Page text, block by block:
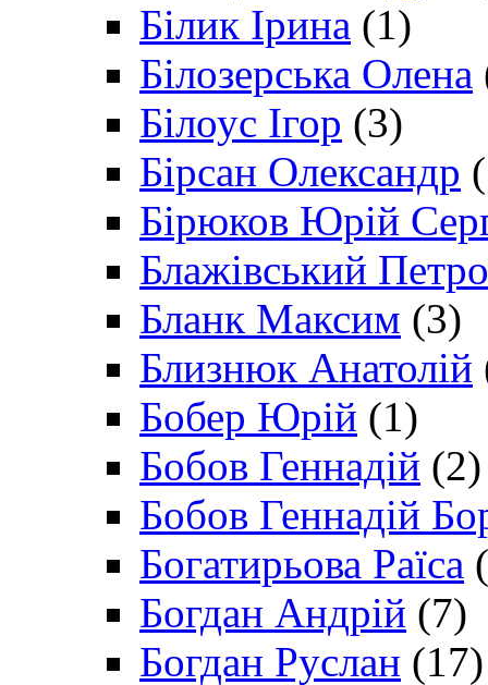
Білик Ірина (1)
Білозерська Олена
Білоус Ігор (3)
Бірсан Олександр
Бірюков Юрій
Блажівський Петро
Бланк Максим (3)
Близнюк Анатолій
Бобер Юрій (1)
Бобов Геннадій (2)
Бобов Геннадій
Богатирьова Раїса
Богдан Андрій (7)
Богдан Руслан (17)